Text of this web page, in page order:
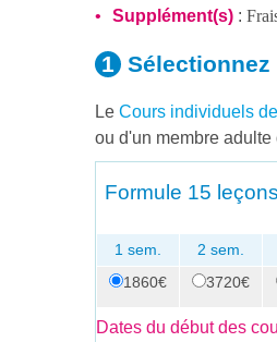
Supplément(s) :
LeCours individuels
ou d'un membre
Formule 15
1 sem. 2 sem.
1860€
3720€
Dates du début des